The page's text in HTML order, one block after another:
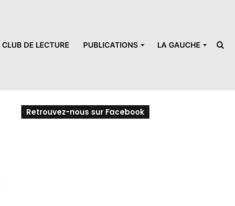
CLUB DE LECTURE PUBLICATIONS LA GAUCHE
Retrouvez-nous sur Facebook